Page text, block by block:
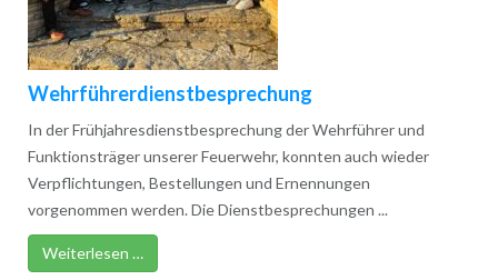
Wehrführerdienstbesprechung
In der Frühjahresdienstbesprechung der Wehrführer und
Funktionsträger unserer Feuerwehr, konnten auch wieder
Verpflichtungen, Bestellungen und Ernennungen
vorgenommen werden. Die Dienstbesprechungen ...
Weiterlesen …